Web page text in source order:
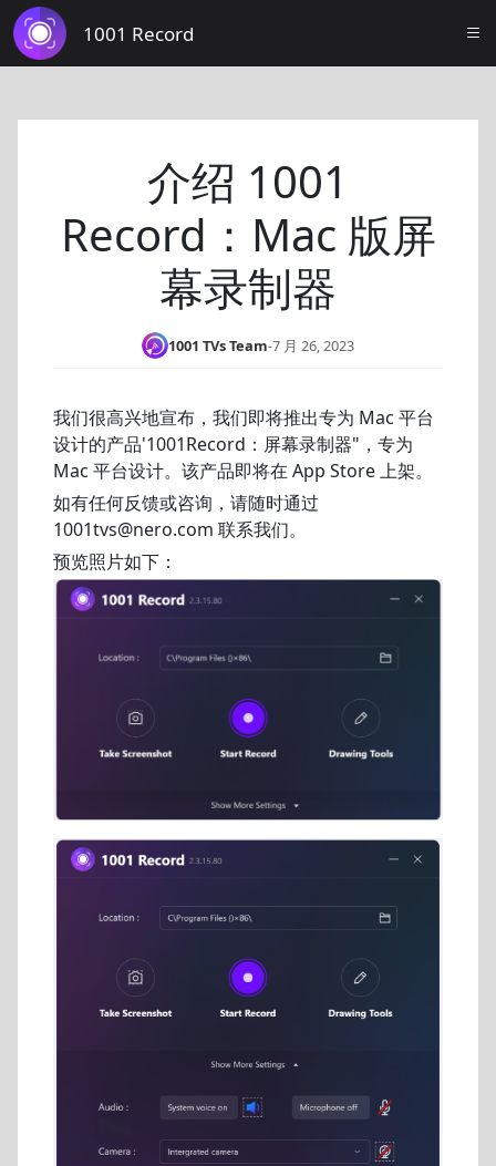
1001 Record
介绍 1001
Record：Mac 版屏
幕录制器
1001 TVs Team-7 月 26, 2023
我们很高兴地宣布，我们即将推出专为 Mac 平台
设计的产品'1001Record：屏幕录制器"，专为
Mac 平台设计。该产品即将在 App Store 上架。
如有任何反馈或咨询，请随时通过
1001tvs@nero.com 联系我们。
预览照片如下：